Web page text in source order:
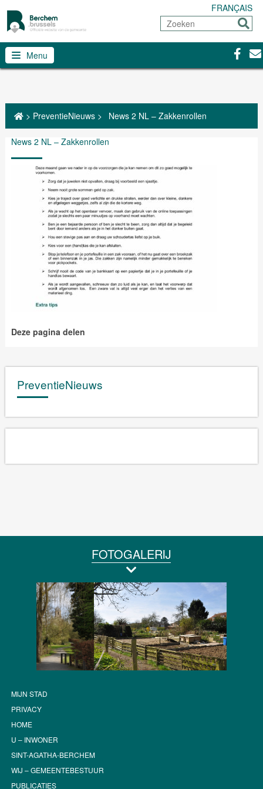
FRANÇAIS
Zoeken
Sturen
Menu
> PreventieNieuws> News 2 NL – Zakkenrollen
News 2 NL – Zakkenrollen
Deze pagina delen
PreventieNieuws
FOTOGALERIJ
MIJN STAD
PRIVACY
HOME
U – INWONER
SINT-AGATHA-BERCHEM
WIJ – GEMEENTEBESTUUR
PUBLICATIES